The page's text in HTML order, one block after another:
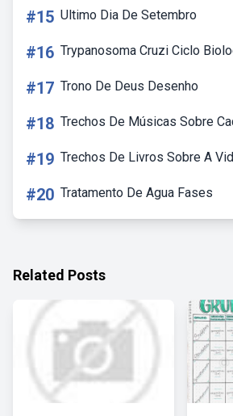
#15 Ultimo Dia De Setembro
#16 Trypanosoma Cruzi Ciclo
#17 Trono De Deus Desenho
#18 Trechos De Músicas Sobre
#19 Trechos De Livros Sobre A
#20 Tratamento De Agua Fases
Related Posts